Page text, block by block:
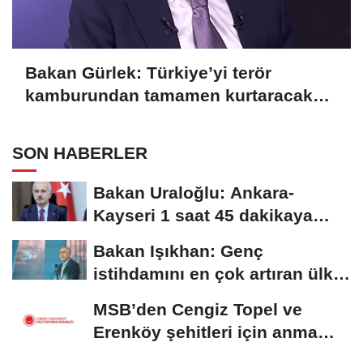
Bakan Gürlek: Türkiye’yi terör
kamburundan tamamen kurtaracak
SON HABERLER
Bakan Uraloğlu: Ankara-
Kayseri 1 saat 45 dakikaya
Bakan Işıkhan: Genç
istihdamını en çok artıran ülke
MSB’den Cengiz Topel ve
Erenköy şehitleri için anma